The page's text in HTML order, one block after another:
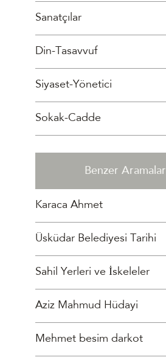
Sanatçılar
Din-Tasavvuf
Siyaset-Yönetici
Sokak-Cadde
Benzer Aramalar
Karaca Ahmet
Üsküdar Belediyesi Tarihi
Sahil Yerleri ve İskeleler
Aziz Mahmud Hüdayi
Mehmet besim darkot